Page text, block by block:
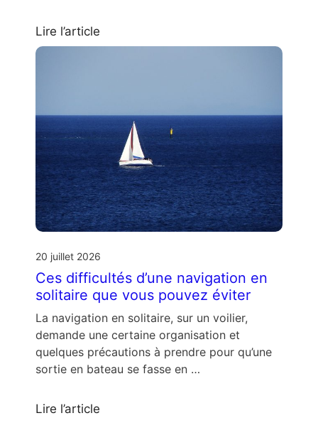
Lire l’article
20 juillet 2026
Ces difficultés d’une navigation en
solitaire que vous pouvez éviter
La navigation en solitaire, sur un voilier,
demande une certaine organisation et
quelques précautions à prendre pour qu’une
sortie en bateau se fasse en …
Lire l’article